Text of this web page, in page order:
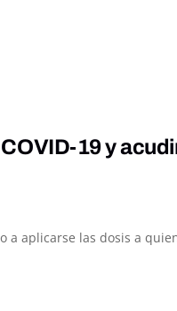
19 y
a aplicarse las dosis a